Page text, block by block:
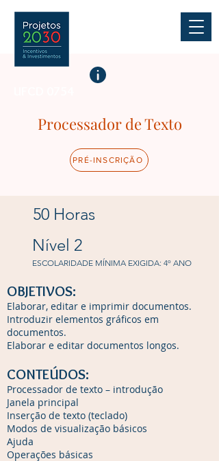
Processador de Texto
PRÉ-INSCRIÇÃO
50 Horas
Nível 2
ESCOLARIDADE MÍNIMA EXIGIDA: 4º ANO
OBJETIVOS:
Elaborar, editar e imprimir documentos.
Introduzir elementos gráficos em
documentos.
Elaborar e editar documentos longos.
CONTEÚDOS:
Processador de texto – introdução
Janela principal
Inserção de texto (teclado)
Modos de visualização básicos
Ajuda
Operações básicas